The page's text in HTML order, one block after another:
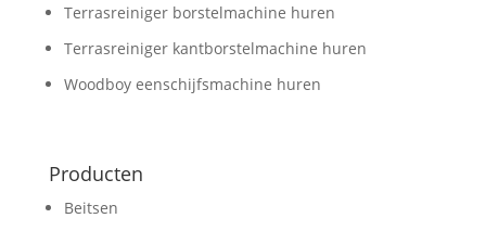
Terrasreiniger borstelmachine huren
Terrasreiniger kantborstelmachine huren
Woodboy eenschijfsmachine huren
Producten
Beitsen